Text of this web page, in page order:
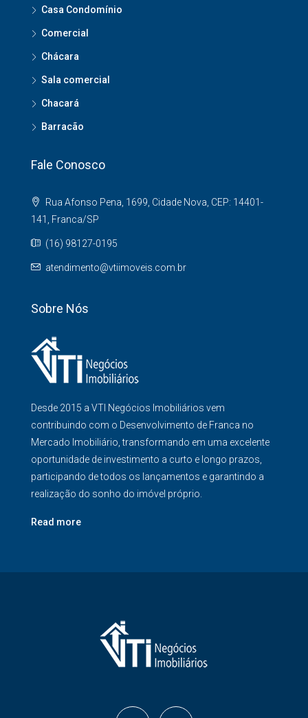
Casa Condomínio
Comercial
Chácara
Sala comercial
Chacará
Barracão
Fale Conosco
Rua Afonso Pena, 1699, Cidade Nova, CEP: 14401-
141, Franca/SP
(16) 98127-0195
atendimento@vtiimoveis.com.br
Sobre Nós
Desde 2015 a VTI Negócios Imobiliários vem
contribuindo com o Desenvolvimento de Franca no
Mercado Imobiliário, transformando em uma excelente
oportunidade de investimento a curto e longo prazos,
participando de todos os lançamentos e garantindo a
realização do sonho do imóvel próprio.
Read more